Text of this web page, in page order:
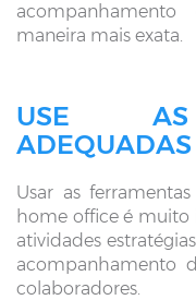
maneira mais exata.
USE AS
ADEQUADAS
Usar as
home office é muito
atividades
acompanhamento
colaboradores.